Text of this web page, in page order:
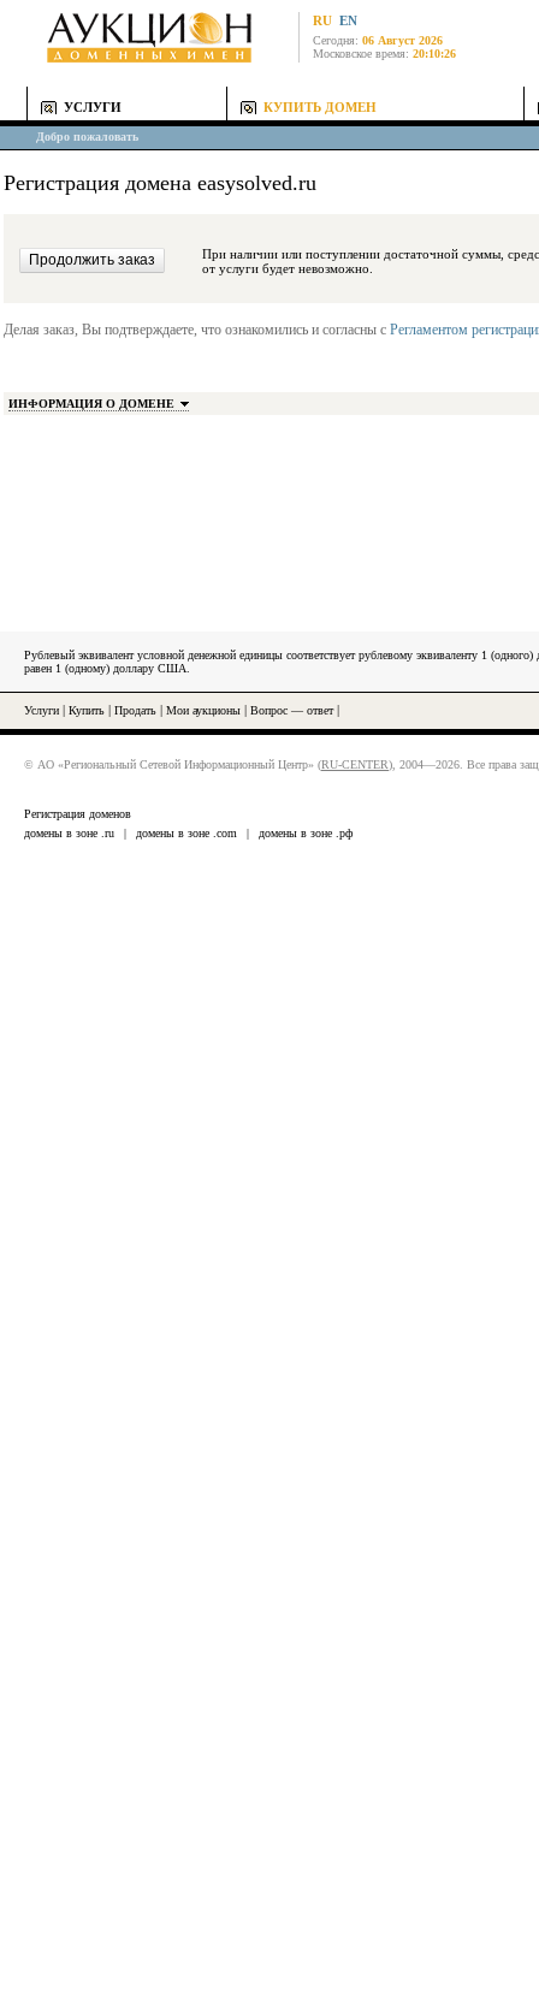
RU EN
Сегодня: 06 Август 2026
Московское время: 20:10:26
УСЛУГИ КУПИТЬ ДОМЕН
Добро пожаловать
Регистрация домена easysolved.ru
При наличии или поступлении достаточной суммы, средства будут
от услуги будет невозможно.
Делая заказ, Вы подтверждаете, что ознакомились и согласны с Регламентом
ИНФОРМАЦИЯ О ДОМЕНЕ
Рублевый эквивалент условной денежной единицы соответствует рублевому эквиваленту 1
равен 1 (одному) доллару США.
Услуги Купить Продать Мои аукционы Вопрос — ответ|
© АО «Региональный Сетевой Информационный Центр» (RU-CENTER), 2004—2026. Все права
Регистрация доменов
домены в зоне .ru
| домены в зоне .com | домены в зоне .рф